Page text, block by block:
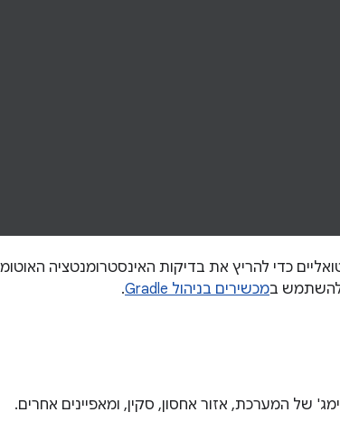
כדי להריץ את בדיקות האינסטרומנטציה
להשתמש במכשירים בניהול Gradle .